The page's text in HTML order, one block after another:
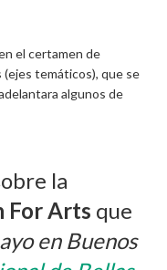
el certamen de
temáticos), que se
algunos de
la
For Arts que
en Buenos